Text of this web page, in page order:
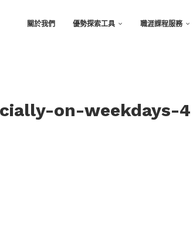
關於我們 優勢探索工具 職涯課程服務
on-weekdays-4